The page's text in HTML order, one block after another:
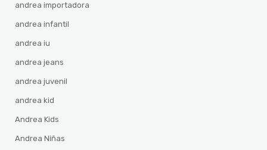
andrea importadora
andrea infantil
andrea iu
andrea jeans
andrea juvenil
andrea kid
Andrea Kids
Andrea Niñas